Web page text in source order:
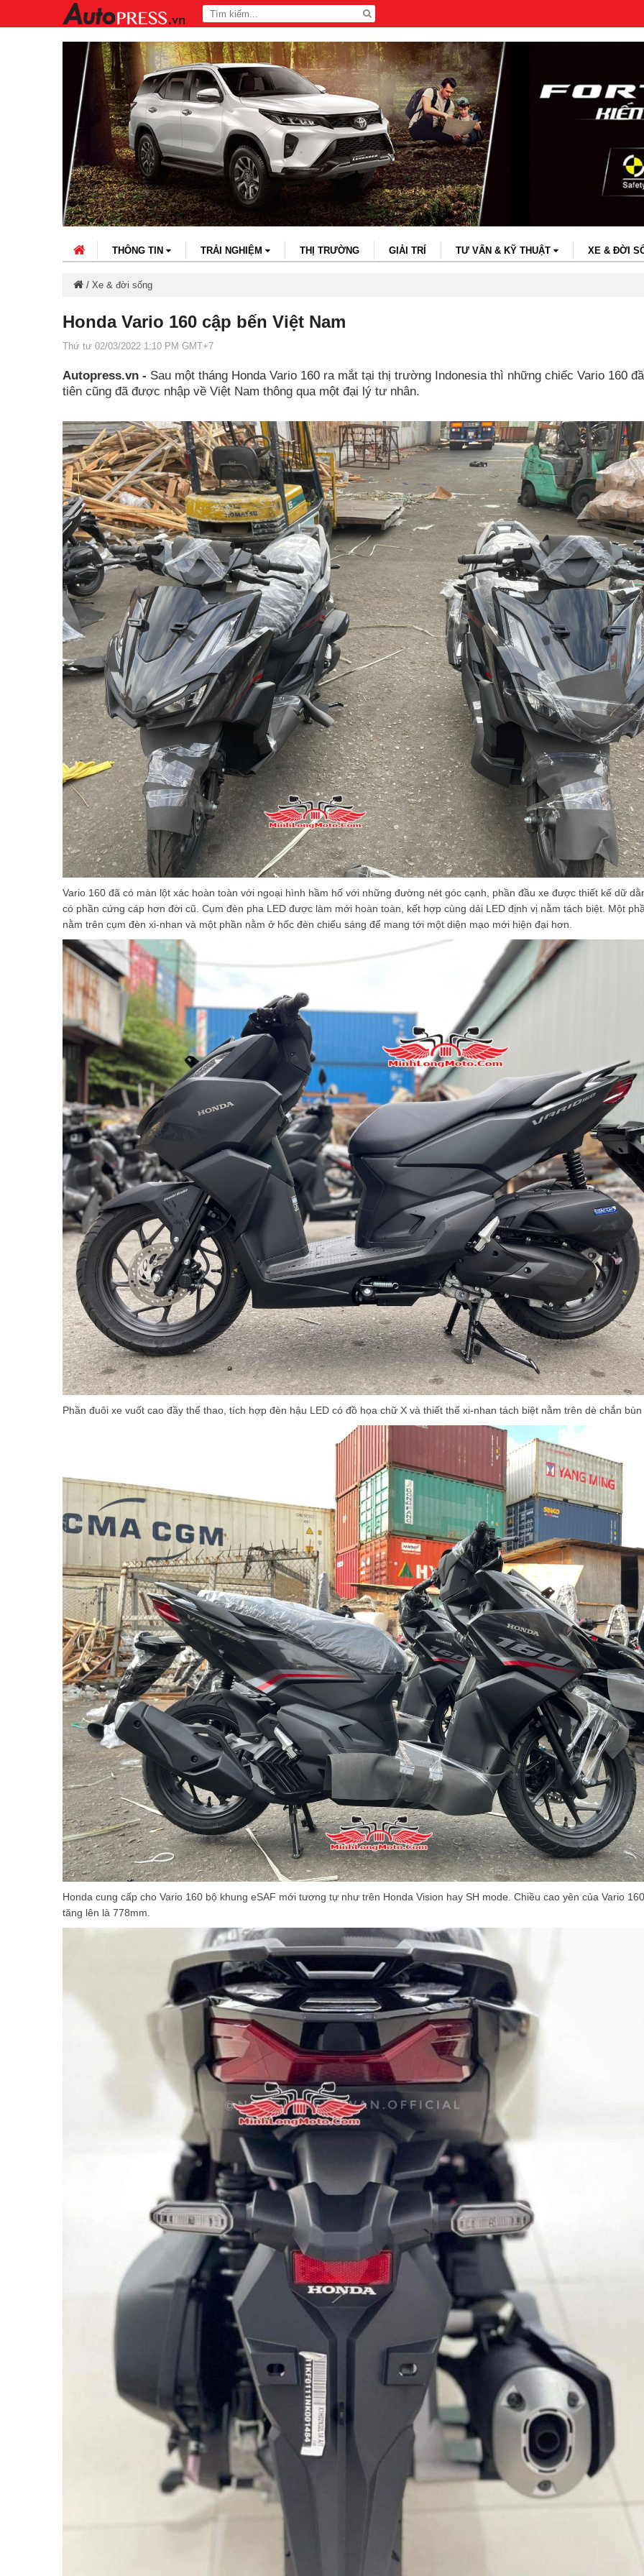
THÔNG TIN TRẢI NGHIỆM THỊ TRƯỜNG GIẢI TRÍ TƯ VẤN & KỸ THUẬT XE & ĐỜI
/ Xe & đời sống
Honda Vario 160 cập bến Việt Nam
Thứ tư 02/03/2022 1:10 PM GMT+7
Autopress.vn - Sau một tháng Honda Vario 160 ra mắt tại thị trường Indonesia thì những chiếc Vario 160
tiên cũng đã được nhập về Việt Nam thông qua một đại lý tư nhân.
Vario 160 đã có màn lột xác hoàn toàn với ngoại hình hầm hố với những đường nét góc cạnh, phần đầu xe được thiết kế dữ
có phần cứng cáp hơn đời cũ. Cụm đèn pha LED được làm mới hoàn toàn, kết hợp cùng dải LED định vị nằm tách biệt. Một
nằm trên cụm đèn xi-nhan và một phần nằm ở hốc đèn chiếu sáng để mang tới một diện mạo mới hiện đại hơn.
Phần đuôi xe vuốt cao đầy thể thao, tích hợp đèn hậu LED có đồ họa chữ X và thiết thế xi-nhan tách biệt nằm trên dè chắn bùn
Honda cung cấp cho Vario 160 bộ khung eSAF mới tương tự như trên Honda Vision hay SH mode. Chiều cao yên của Vario
tăng lên là 778mm.